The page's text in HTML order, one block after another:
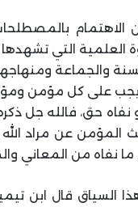
الاهتمام
العلمية التي تشهدها
والجماعة
يجب على كل مؤمن
نفاه حق، فالله جل
المؤمن عن مراد
نفاه من المعاني
السياق قال ابن